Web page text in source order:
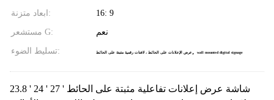
ابعاد متزنة: 16: 9
مستشعر G: نعم
تسليط الضوء: عرض الإعلانات على الحائط ، لافتات رقمية مثبتة على الحائط, wall mounted digital signage
23.8 ' 24 ' 27 ' شاشة عرض إعلانات تفاعلية مثبتة على الحائط